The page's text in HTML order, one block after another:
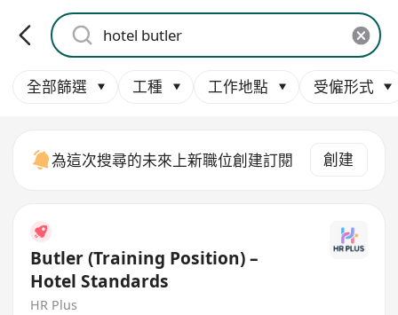
全部篩選 工種 工作地點 受僱形式
為這次搜尋的未來上新職位創建訂閱 創建
Butler (Training Position) –
Hotel Standards
HR Plus